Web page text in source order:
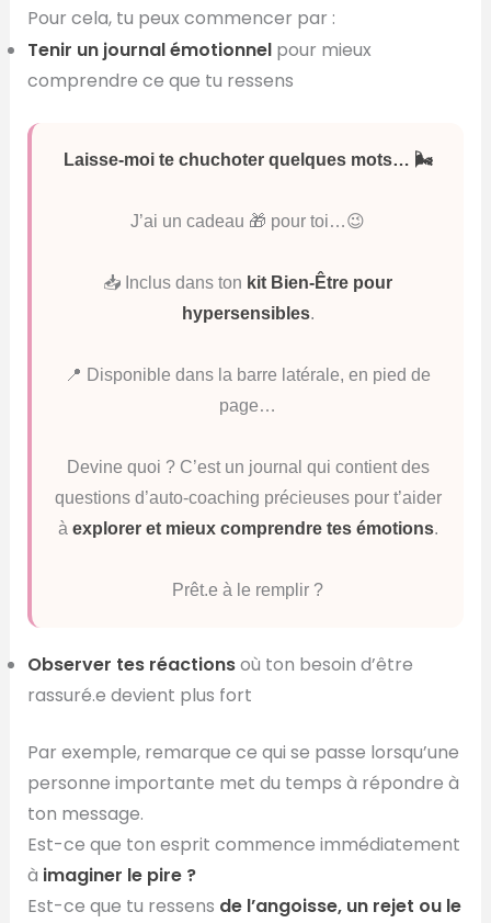
Pour cela, tu peux commencer par :
Tenir un journal émotionnelpour mieux
comprendre ce que tu ressens
Laisse-moi te chuchoter quelques mots… 🌬️
J’ai un cadeau 🎁 pour toi…😉
📥 Inclus dans ton kit Bien-Être pour
hypersensibles.
📍 Disponible dans la barre latérale, en pied de
page…
Devine quoi ? C’est un journal qui contient des
questions d’auto-coaching précieuses pour t’aider
à explorer et mieux comprendre tes émotions.
Prêt.e à le remplir ?
Observer tes réactionsoù ton besoin d’être
rassuré.e devient plus fort
Par exemple, remarque ce qui se passe lorsqu’une
personne importante met du temps à répondre à
ton message.
Est-ce que ton esprit commence immédiatement
à imaginer le pire ?
Est-ce que tu ressens de l’angoisse, un rejet ou le